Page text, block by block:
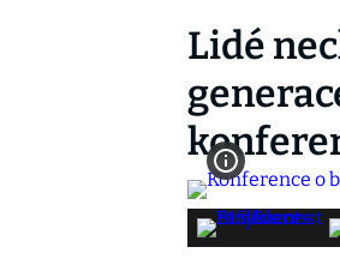
Lidé